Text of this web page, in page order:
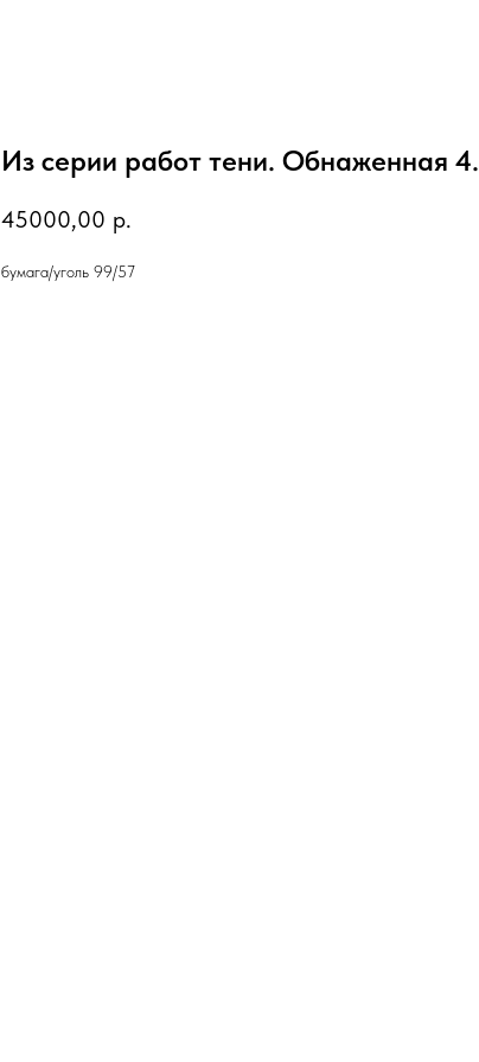
Из серии работ тени. Обнаженная 4.
45000,00 р.
бумага/уголь 99/57